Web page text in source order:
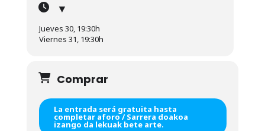
▼
Jueves 30, 19:30h
Viernes 31, 19:30h
Comprar
La entrada será gratuita hasta
completar aforo / Sarrera doakoa
izango da lekuak bete arte.